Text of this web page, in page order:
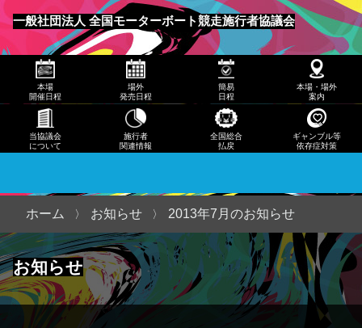
一般社団法人 全国モーターボート競走施行者協議会
メニュー
発売
日程
日程
本
場・
当協
議会
につ
いて
本場
開催日程
場外
発売日程
簡易
日程
本場・場外
案内
当協議会
について
施行者
関連情報
全国総合
払戻
ギャンブル等
依存症対策
お知らせ
ホーム お知らせ 2013年7月のお知らせ